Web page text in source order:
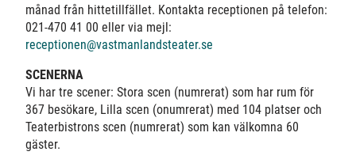
månad från hittetillfället. Kontakta receptionen på telefon:
021-470 41 00 eller via mejl:
receptionen@vastmanlandsteater.se
SCENERNA
Vi har tre scener: Stora scen (numrerat) som har rum för
367 besökare, Lilla scen (onumrerat) med 104 platser och
Teaterbistrons scen (numrerat) som kan välkomna 60
gäster.